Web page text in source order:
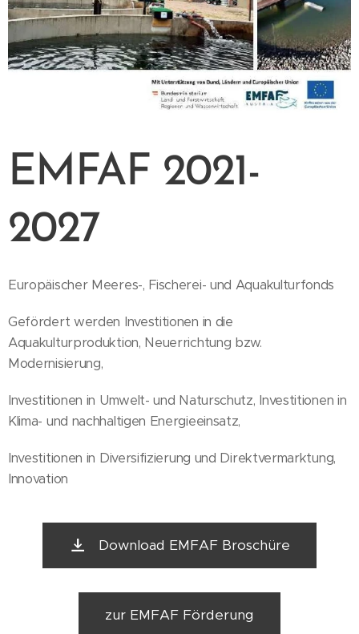
EMFAF 2021-
2027
Europäischer Meeres-, Fischerei- und Aquakulturfonds
Gefördert werden Investitionen in die
Aquakulturproduktion, Neuerrichtung bzw.
Modernisierung,
Investitionen in Umwelt- und Naturschutz, Investitionen in
Klima- und nachhaltigen Energieeinsatz,
Investitionen in Diversifizierung und Direktvermarktung,
Innovation
Download EMFAF Broschüre
zur EMFAF Förderung